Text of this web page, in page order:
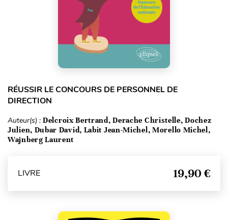
RÉUSSIR LE CONCOURS DE PERSONNEL DE
DIRECTION
Auteur(s) : Delcroix Bertrand, Derache Christelle, Dochez
Julien, Dubar David, Labit Jean-Michel, Morello Michel,
Wajnberg Laurent
LIVRE 19,90 €